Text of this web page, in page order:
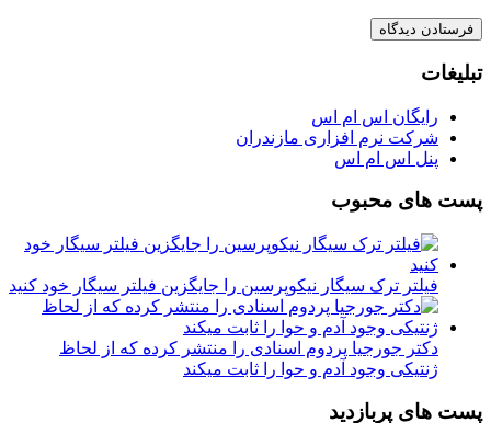
تبلیغات
رایگان اس ام اس
شرکت نرم افزاری مازندران
پنل اس ام اس
پست های محبوب
فیلتر ترک سیگار نیکوپرسین را جایگزین فیلتر سیگار خود کنید
دکتر جورجیا پردوم اسنادی را منتشر کرده که از لحاظ
ژنتیکی وجود آدم و حوا را ثابت میکند
پست های پربازدید